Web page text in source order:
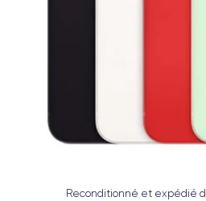
Reconditionné et expédié